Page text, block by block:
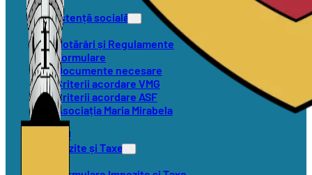
Asistență socială
Hotărâri și Regulamente
Formulare
Documente necesare
Criterii acordare VMG
Criterii acordare ASF
Asociația Maria Mirabela
SVSU
Impozite și Taxe